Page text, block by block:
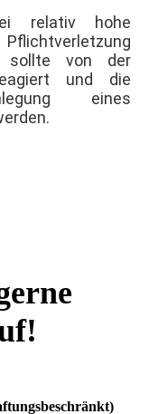
relativ hohe
sollte von der
und die
eines